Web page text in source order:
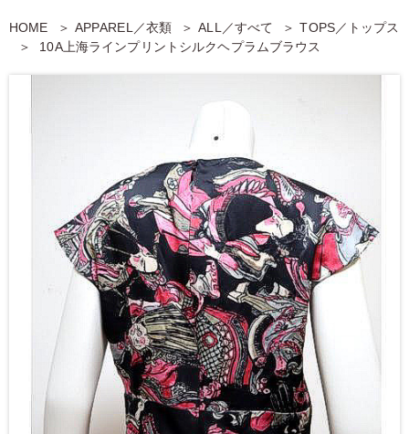
HOME APPAREL／衣類 ALL／すべて
TOPS／トップス
10A上海ラインプリントシルクヘプラムブラウス